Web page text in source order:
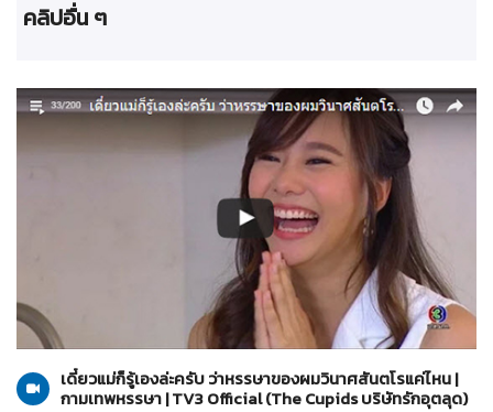
คลิปอื่น ๆ
20-03-2560
The Cupids บริษัทรักอุตลุด
เดี๋ยวแม่ก็รู้เองล่ะครับ ว่าหรรษาของผมวินาศสันตโรแค่ไหน |
กามเทพหรรษา | TV3 Official (The Cupids บริษัทรักอุตลุด)